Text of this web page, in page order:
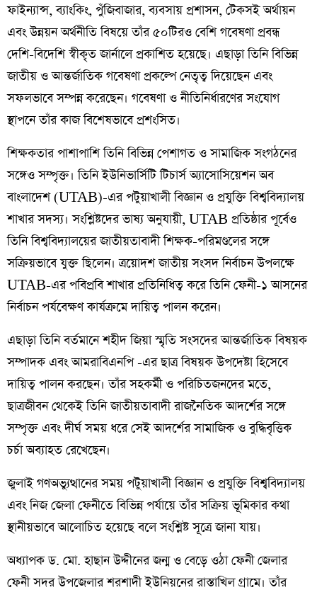
ফাইন্যান্স, ব্যাংকিং, পুঁজিবাজার, ব্যবসায় প্রশাসন, টেকসই অর্থায়ন
এবং উন্নয়ন অর্থনীতি বিষয়ে তাঁর ৫০টিরও বেশি গবেষণা প্রবন্ধ
দেশি-বিদেশি স্বীকৃত জার্নালে প্রকাশিত হয়েছে। এছাড়া তিনি বিভিন্ন
জাতীয় ও আন্তর্জাতিক গবেষণা প্রকল্পে নেতৃত্ব দিয়েছেন এবং
সফলভাবে সম্পন্ন করেছেন। গবেষণা ও নীতিনির্ধারণের সংযোগ
স্থাপনে তাঁর কাজ বিশেষভাবে প্রশংসিত।
শিক্ষকতার পাশাপাশি তিনি বিভিন্ন পেশাগত ও সামাজিক সংগঠনের
সঙ্গেও সম্পৃক্ত। তিনি ইউনিভার্সিটি টিচার্স অ্যাসোসিয়েশন অব
বাংলাদেশ (UTAB)-এর পটুয়াখালী বিজ্ঞান ও প্রযুক্তি বিশ্ববিদ্যালয়
শাখার সদস্য। সংশ্লিষ্টদের ভাষ্য অনুযায়ী, UTAB প্রতিষ্ঠার পূর্বেও
তিনি বিশ্ববিদ্যালয়ের জাতীয়তাবাদী শিক্ষক-পরিমণ্ডলের সঙ্গে
সক্রিয়ভাবে যুক্ত ছিলেন। ত্রয়োদশ জাতীয় সংসদ নির্বাচন উপলক্ষে
UTAB-এর পবিপ্রবি শাখার প্রতিনিধিত্ব করে তিনি ফেনী-১ আসনের
নির্বাচন পর্যবেক্ষণ কার্যক্রমে দায়িত্ব পালন করেন।
এছাড়া তিনি বর্তমানে শহীদ জিয়া স্মৃতি সংসদের আন্তর্জাতিক বিষয়ক
সম্পাদক এবং আমরাবিএনপি -এর ছাত্র বিষয়ক উপদেষ্টা হিসেবে
দায়িত্ব পালন করছেন। তাঁর সহকর্মী ও পরিচিতজনদের মতে,
ছাত্রজীবন থেকেই তিনি জাতীয়তাবাদী রাজনৈতিক আদর্শের সঙ্গে
সম্পৃক্ত এবং দীর্ঘ সময় ধরে সেই আদর্শের সামাজিক ও বুদ্ধিবৃত্তিক
চর্চা অব্যাহত রেখেছেন।
জুলাই গণঅভ্যুত্থানের সময় পটুয়াখালী বিজ্ঞান ও প্রযুক্তি বিশ্ববিদ্যালয়
এবং নিজ জেলা ফেনীতে বিভিন্ন পর্যায়ে তাঁর সক্রিয় ভূমিকার কথা
স্থানীয়ভাবে আলোচিত হয়েছে বলে সংশ্লিষ্ট সূত্রে জানা যায়।
অধ্যাপক ড. মো. হাছান উদ্দীনের জন্ম ও বেড়ে ওঠা ফেনী জেলার
ফেনী সদর উপজেলার শরশাদী ইউনিয়নের রাস্তাখিল গ্রামে। তাঁর